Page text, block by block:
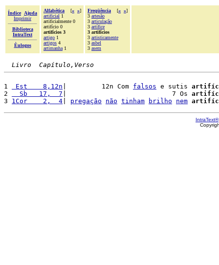
Índice
Ajuda
Imprimir
Biblioteca
IntraText
Èulogos
Alfabética [« »]
artificial 1
artificialmente 0
artifício 0
artifícios 3
artigo 1
artigos 4
artimanha 1
Freqüência [« »]
3 artesão
3 articulação
3 artífice
3 artifícios
3 artisticamente
3 asbel
3 asem
Livro  Capítulo,Verso
1 Est    8,12n |         12n Com falsos e sutis
2
  Sb   17,  7
|                           7 Os
3 1Cor    2,  4 pregação não tinham brilho nem
IntraText®